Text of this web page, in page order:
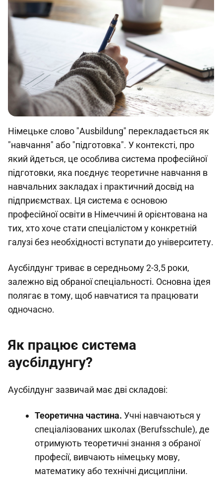
Німецьке слово "Ausbildung" перекладається як
"навчання" або "підготовка". У контексті, про
який йдеться, це особлива система професійної
підготовки, яка поєднує теоретичне навчання в
навчальних закладах і практичний досвід на
підприємствах. Ця система є основою
професійної освіти в Німеччині й орієнтована на
тих, хто хоче стати спеціалістом у конкретній
галузі без необхідності вступати до університету.
Аусбілдунг триває в середньому 2-3,5 роки,
залежно від обраної спеціальності. Основна ідея
полягає в тому, щоб навчатися та працювати
одночасно.
Як працює система
аусбілдунгу?
Аусбілдунг зазвичай має дві складові:
Теоретична частина. Учні навчаються у
спеціалізованих школах (Berufsschule), де
отримують теоретичні знання з обраної
професії, вивчають німецьку мову,
математику або технічні дисципліни.